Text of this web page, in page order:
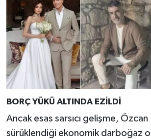
BORÇ YÜKÜ ALTINDA EZİLDİ
Ancak esas sarsıcı gelişme,
sürüklendiği ekonomik darboğaz